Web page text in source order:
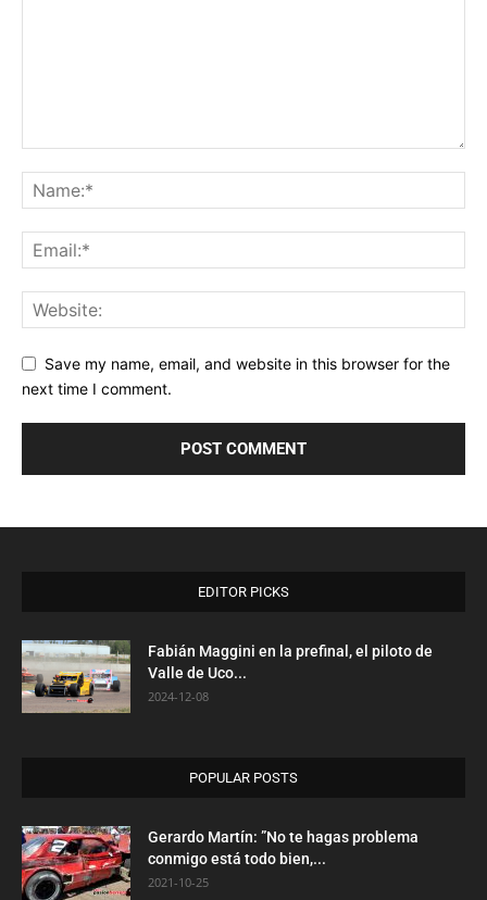
Save my name, email, and website in this browser for the
next time I comment.
EDITOR PICKS
Fabián Maggini en la prefinal, el piloto de
Valle de Uco...
2024-12-08
POPULAR POSTS
Gerardo Martín: ”No te hagas problema
conmigo está todo bien,...
2021-10-25